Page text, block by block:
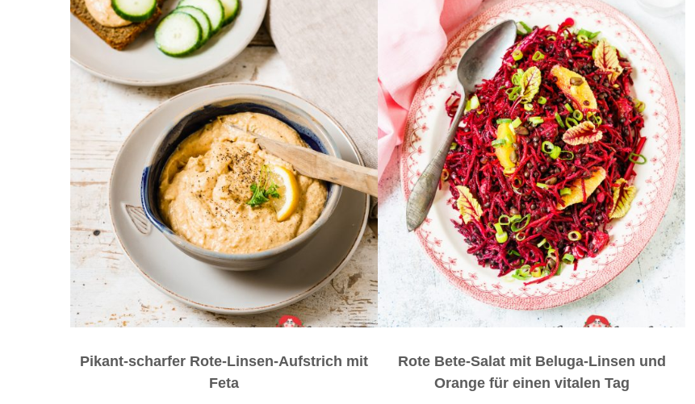
Pikant-scharfer Rote-Linsen-Aufstrich mit
Feta
Rote Bete-Salat mit Beluga-Linsen und
Orange für einen vitalen Tag